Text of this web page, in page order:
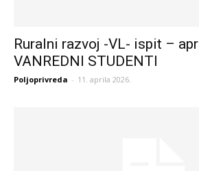
Ruralni razvoj -VL- ispit –
VANREDNI STUDENTI
Poljoprivreda - 11. aprila 2026.